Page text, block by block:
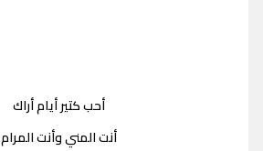
أحب كتير أيام أراك
أنت المني وأنت المرام